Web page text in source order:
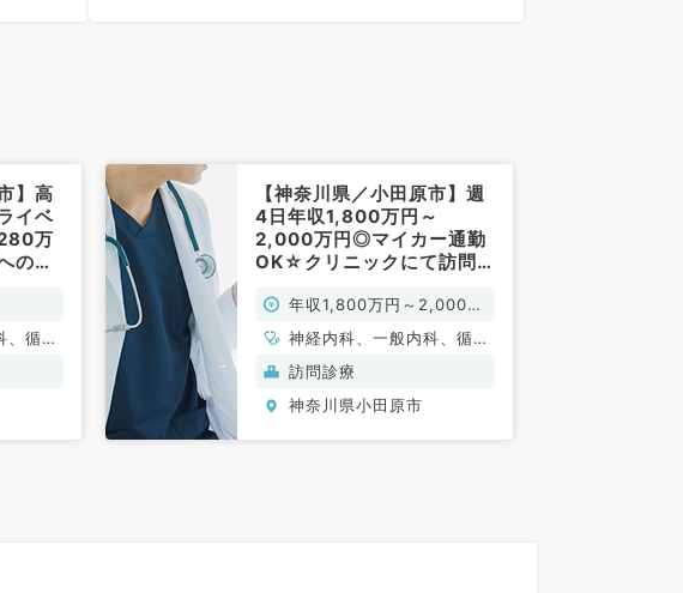
】高
イベ
万
の訪
、循環
消化
内
科、
【神奈川県／小田原市】週
4日年収1,800万円～
2,000万円◎マイカー通勤
OK☆クリニックにて訪問
師求人※（内科系／常勤）
年収1,800万円～2,000万
円
神経内科、一般内科、循環
器内科、呼吸器内科、消化
器内科、内分泌・代謝内
科、腎臓内科、老年内科、
訪問診療
神奈川県小田原市